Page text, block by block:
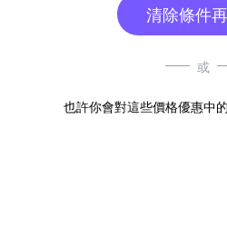
清除條件
或
也許你會對這些價格優惠中